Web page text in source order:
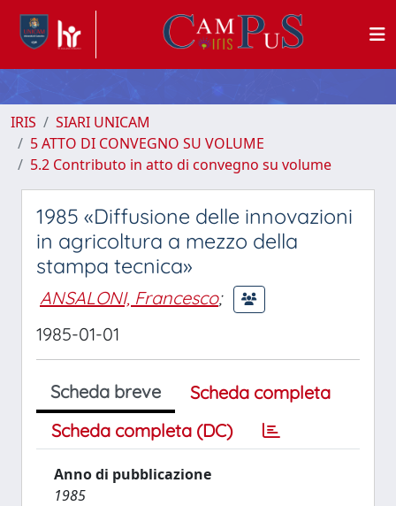
IRIS
SIARI UNICAM
5 ATTO DI CONVEGNO SU VOLUME
5.2 Contributo in atto di convegno su volume
1985 «Diffusione delle innovazioni
in agricoltura a mezzo della
stampa tecnica»
ANSALONI, Francesco;
1985-01-01
Scheda breve
Scheda completa
Scheda completa (DC)
Anno di pubblicazione
1985